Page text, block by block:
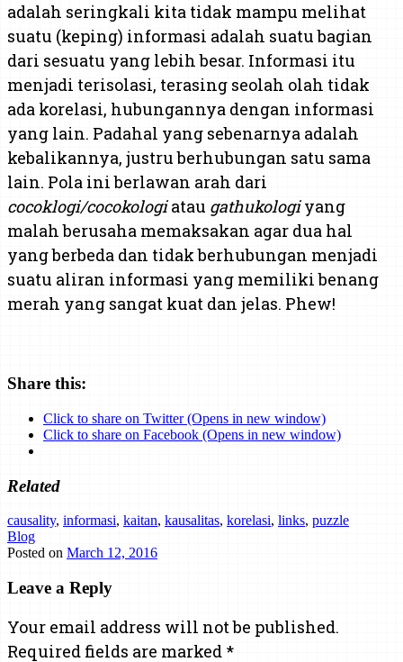
adalah seringkali kita tidak mampu melihat
suatu (keping) informasi adalah suatu bagian
dari sesuatu yang lebih besar. Informasi itu
menjadi terisolasi, terasing seolah olah tidak
ada korelasi, hubungannya dengan informasi
yang lain. Padahal yang sebenarnya adalah
kebalikannya, justru berhubungan satu sama
lain. Pola ini berlawan arah dari
cocoklogi/cocokologiatau gathukologiyang
malah berusaha memaksakan agar dua hal
yang berbeda dan tidak berhubungan menjadi
suatu aliran informasi yang memiliki benang
merah yang sangat kuat dan jelas. Phew!
Share this:
Click to share on Twitter (Opens in new window)
Click to share on Facebook (Opens in new window)
Related
causality, informasi, kaitan, kausalitas, korelasi, links, puzzle
Blog
Posted on March 12, 2016
Leave a Reply
Your email address will not be published.
Required fields are marked *